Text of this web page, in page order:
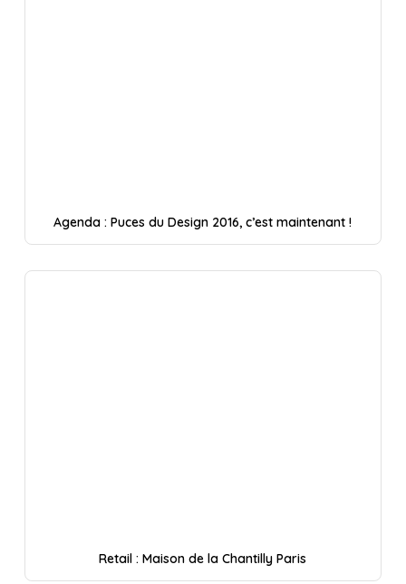
Agenda : Puces du Design 2016, c’est maintenant !
Retail : Maison de la Chantilly Paris